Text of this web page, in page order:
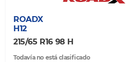
ROADX
H12
215/65 R16 98 H
Todavía no está clasificado